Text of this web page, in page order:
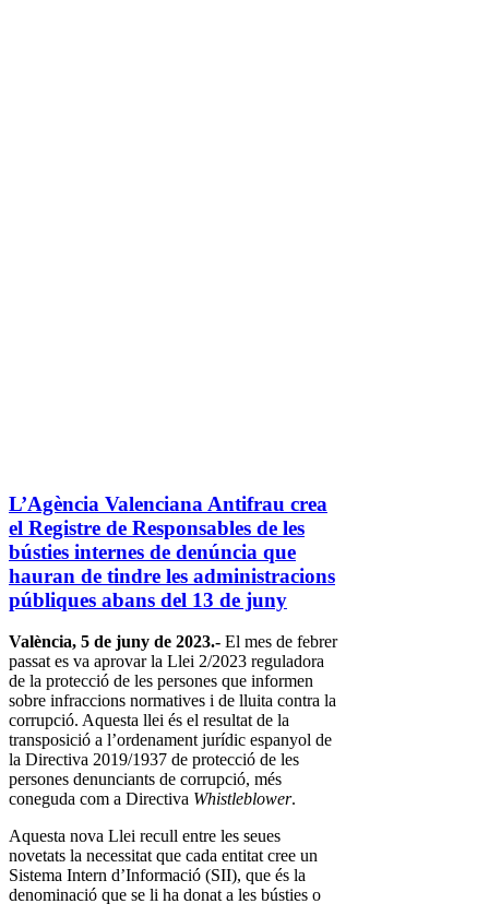
L’Agència Valenciana Antifrau crea
el Registre de Responsables de les
bústies internes de denúncia que
hauran de tindre les administracions
públiques abans del 13 de juny
València, 5 de juny de 2023.- El mes de febrer
passat es va aprovar la Llei 2/2023 reguladora
de la protecció de les persones que informen
sobre infraccions normatives i de lluita contra la
corrupció. Aquesta llei és el resultat de la
transposició a l’ordenament jurídic espanyol de
la Directiva 2019/1937 de protecció de les
persones denunciants de corrupció, més
coneguda com a Directiva Whistleblower.
Aquesta nova Llei recull entre les seues
novetats la necessitat que cada entitat cree un
Sistema Intern d’Informació (SII), que és la
denominació que se li ha donat a les bústies o